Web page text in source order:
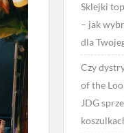
Sklejki
– jak
dla
Czy
of the
JDG